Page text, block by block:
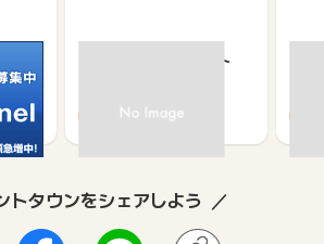
京急プレミアポイント
370 650
トタウンをシェアしよう